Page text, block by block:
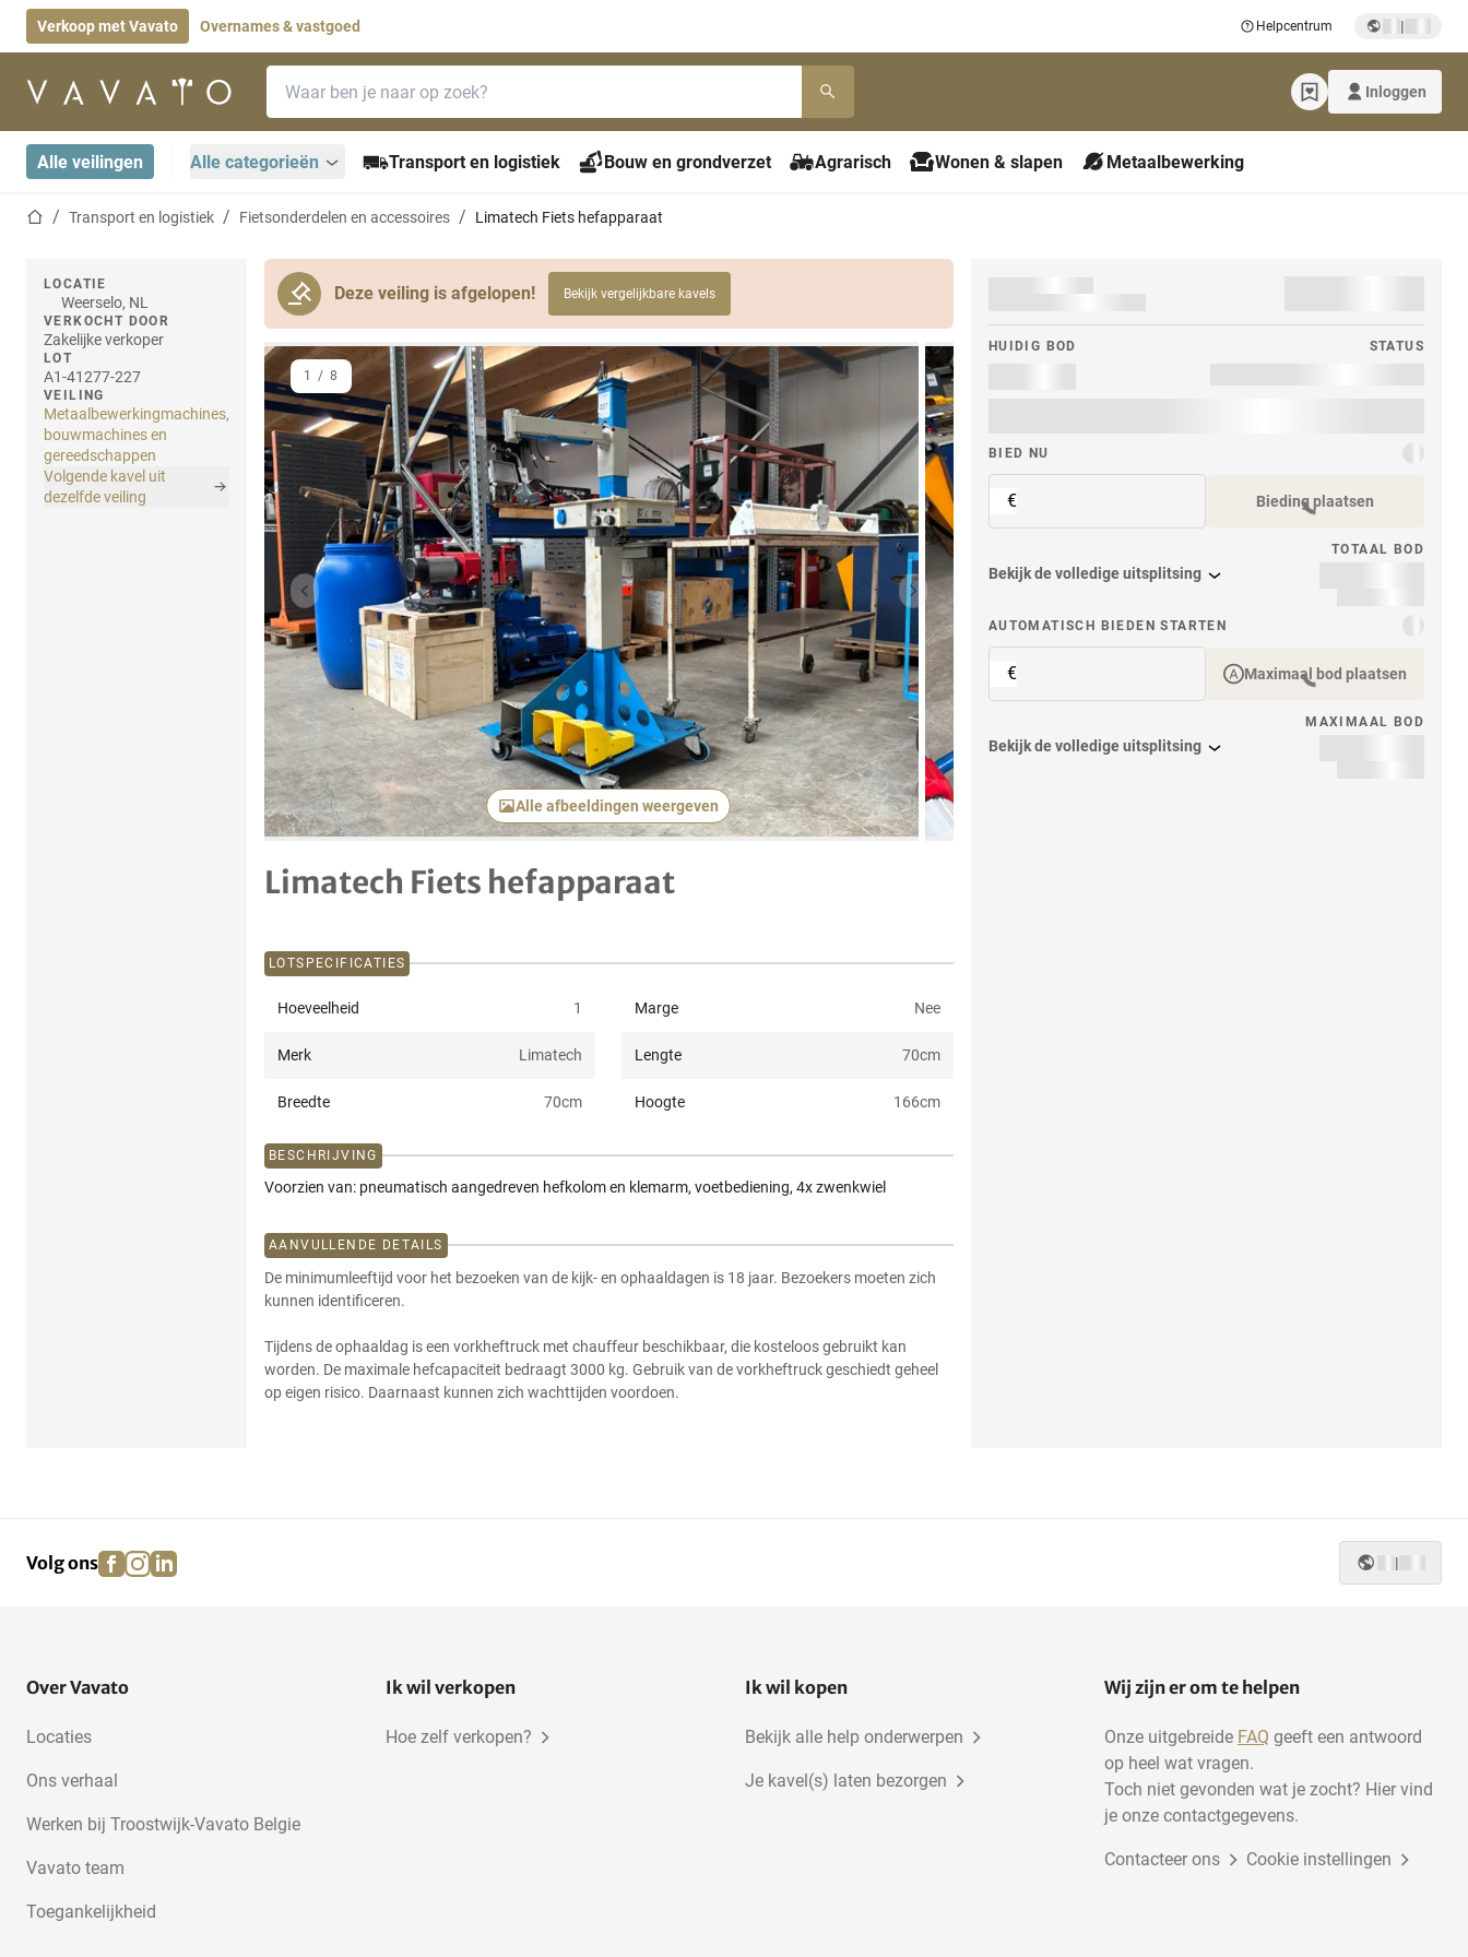
Verkoop met Vavato Overnames & vastgoed Helpcentrum |
Startpagina Inloggen
Alle veilingen Alle categorieën Transport en logistiek Bouw en grondverzet Agrarisch Wonen & slapen Metaalbewerking
StartpaginaTransport en logistiek Fietsonderdelen en accessoires Limatech Fiets hefapparaat
Deze veiling is afgelopen! Bekijk vergelijkbare kavels
LOCATIE
Weerselo, NL
VERKOCHT DOOR
Zakelijke verkoper
LOT
A1-41277-227
VEILING
Metaalbewerkingmachines,
bouwmachines en
gereedschappen
Volgende kavel uit
dezelfde veiling
Vorig item Volgend item
Alle afbeeldingen weergeven
1 / 8
Limatech Fiets hefapparaat
HUIDIG ​​BOD STATUS
BIED NU
€ Bieding plaatsen
TOTAAL BOD
Bekijk de volledige uitsplitsing
AUTOMATISCH BIEDEN STARTEN
€ Maximaal bod plaatsen
MAXIMAAL BOD
Bekijk de volledige uitsplitsing
LOTSPECIFICATIES
Hoeveelheid 1 Marge Nee
Merk Limatech Lengte 70cm
Breedte 70cm Hoogte 166cm
BESCHRIJVING
Voorzien van: pneumatisch aangedreven hefkolom en klemarm, voetbediening, 4x zwenkwiel
AANVULLENDE DETAILS
De minimumleeftijd voor het bezoeken van de kijk- en ophaaldagen is 18 jaar. Bezoekers moeten zich
kunnen identificeren.
Tijdens de ophaaldag is een vorkheftruck met chauffeur beschikbaar, die kosteloos gebruikt kan
worden. De maximale hefcapaciteit bedraagt 3000 kg. Gebruik van de vorkheftruck geschiedt geheel
Volg ons facebook
instagram
linkedin |
Over Vavato
Locaties
Ons verhaal
Werken bij Troostwijk-Vavato Belgie
Vavato team
Toegankelijkheid
Ik wil verkopen
Hoe zelf verkopen?
Ik wil kopen
Bekijk alle help onderwerpen
Je kavel(s) laten bezorgen
Wij zijn er om te helpen
Onze uitgebreide FAQ geeft een antwoord
op heel wat vragen.
Toch niet gevonden wat je zocht? Hier vind
je onze contactgegevens.
Contacteer ons Cookie instellingen